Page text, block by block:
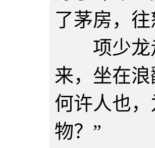
了茅房，
项少龙走
来，坐在
何许人也
物？”